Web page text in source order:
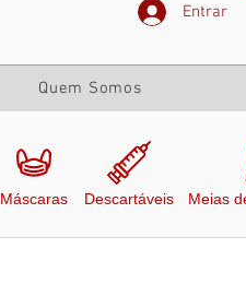
Quem Somos
Entrar
Máscaras Descartáveis Meias